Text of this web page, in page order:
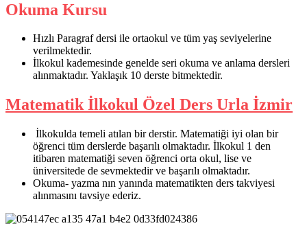
Okuma Kursu
Hızlı Paragraf dersi ile ortaokul ve tüm yaş seviyelerine
verilmektedir.
İlkokul kademesinde genelde seri okuma ve anlama dersleri
alınmaktadır. Yaklaşık 10 derste bitmektedir.
Matematik İlkokul Özel Ders Urla İzmir
İlkokulda temeli atılan bir derstir. Matematiği iyi olan bir
öğrenci tüm derslerde başarılı olmaktadır. İlkokul 1 den
itibaren matematiği seven öğrenci orta okul, lise ve
üniversitede de sevmektedir ve başarılı olmaktadır.
Okuma- yazma nın yanında matematikten ders takviyesi
alınmasını tavsiye ederiz.